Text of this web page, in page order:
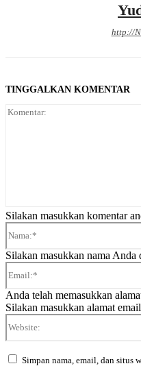
http://
TINGGALKAN KOMENTAR
Silakan masukkan komentar
Silakan masukkan nama Anda
Anda telah memasukkan
Silakan masukkan alamat
Simpan nama, email, dan situs